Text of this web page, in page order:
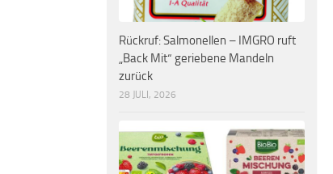
Rückruf: Salmonellen – IMGRO ruft
„Back Mit“ geriebene Mandeln
zurück
28 JULI, 2026